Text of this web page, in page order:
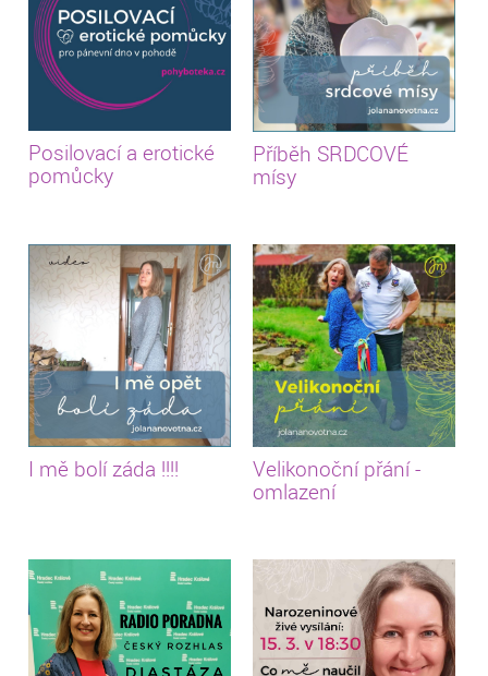
Posilovací a erotické
pomůcky
Příběh SRDCOVÉ
mísy
I mě bolí záda !!!!
Velikonoční přání -
omlazení